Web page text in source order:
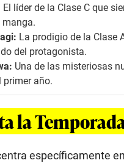
El líder de la Clase C que
La prodigio de la Clase
del protagonista.
Una de las misteriosas
primer año.
la
específicamente